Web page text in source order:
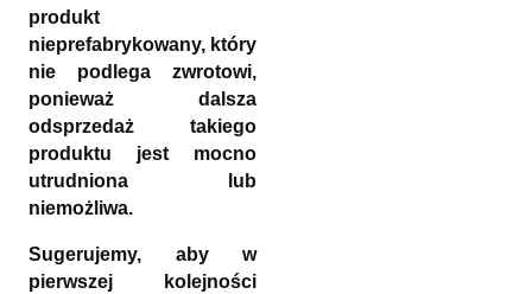
produkt
nieprefabrykowany, który
nie podlega zwrotowi,
ponieważ dalsza
odsprzedaż takiego
produktu jest mocno
utrudniona lub
niemożliwa.
Sugerujemy, aby w
pierwszej kolejności